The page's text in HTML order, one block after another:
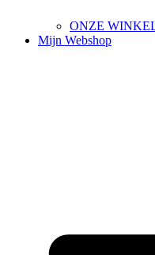
ONZE
Mijn Webshop